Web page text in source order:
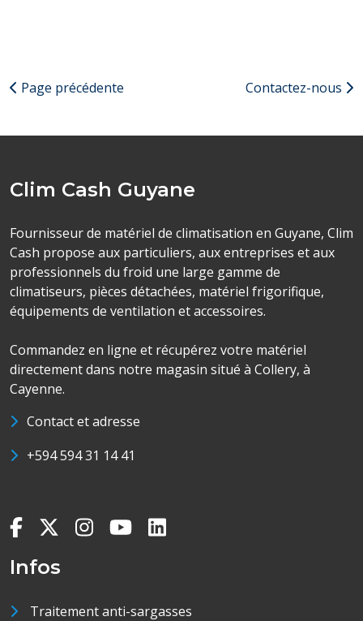
Page précédente Contactez-nous
Clim Cash Guyane
Fournisseur de matériel de climatisation en Guyane, Clim
Cash propose aux particuliers, aux entreprises et aux
professionnels du froid une large gamme de
climatiseurs, pièces détachées, matériel frigorifique,
équipements de ventilation et accessoires.
Commandez en ligne et récupérez votre matériel
directement dans notre magasin situé à Collery, à
Cayenne.
Contact et adresse
+594 594 31 14 41
Infos
Traitement anti-sargasses